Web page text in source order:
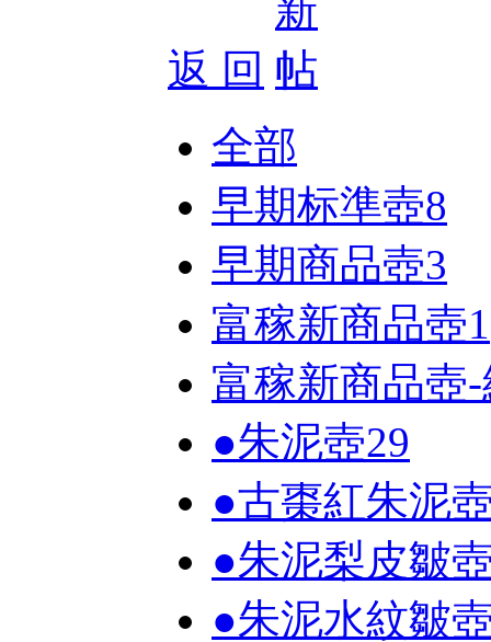
返 回
全部
早期标準壺8
早期商品壺3
富稼新商品壺1
富稼新商品壺
●朱泥壺29
●古棗紅朱泥
●朱泥梨皮皺
●朱泥水紋皺